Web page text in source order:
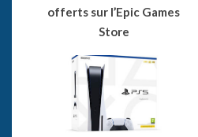
offerts sur l’Epic Games
Store